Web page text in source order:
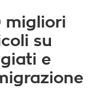
migliori
su
e